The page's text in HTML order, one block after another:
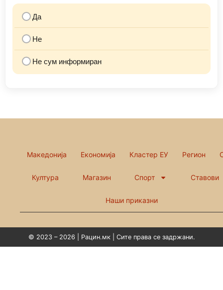
Да
Не
Не сум информиран
Македонија Економија Кластер ЕУ Регион
Култура Магазин Спорт Ставови
Наши приказни
© 2023 – 2026 | Рацин.мк | Сите права се задржани.